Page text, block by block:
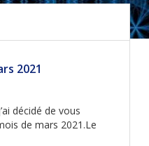
2021
décidé de vous
de mars 2021.Le